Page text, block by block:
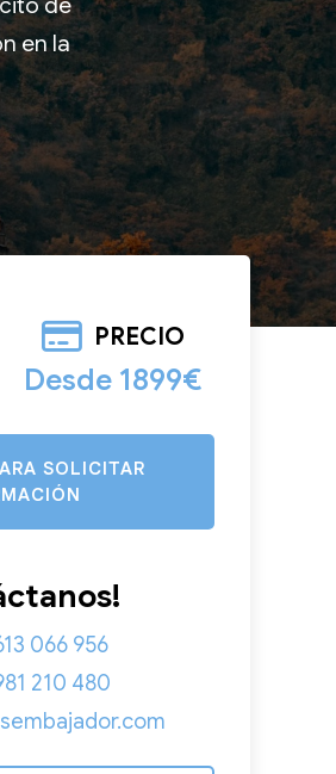
en la
PRECIO
Desde 1899€
SOLICITAR
066 956
210 480